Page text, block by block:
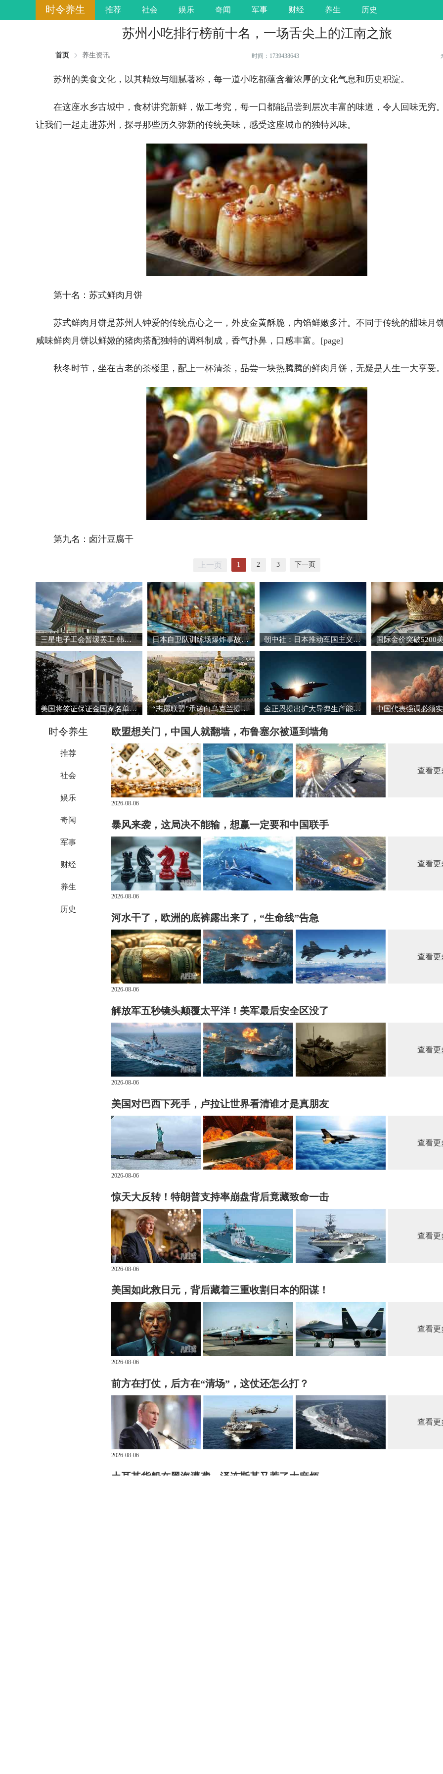
时令养生 推荐 社会 娱乐 奇闻 军事 财经 养生 历史
苏州小吃排行榜前十名，一场舌尖上的江南之旅
首页 养生资讯 时间：1739438643
苏州的美食文化，以其精致与细腻著称，每一道小吃都蕴含着浓厚的文化气息和历史积淀。
在这座水乡古城中，食材讲究新鲜，做工考究，每一口都能品尝到层次丰富的味道，令人回味无穷
让我们一起走进苏州，探寻那些历久弥新的传统美味，感受这座城市的独特风味。
第十名：苏式鲜肉月饼
苏式鲜肉月饼是苏州人钟爱的传统点心之一，外皮金黄酥脆，内馅鲜嫩多汁。不同于传统的甜味月
咸味鲜肉月饼以鲜嫩的猪肉搭配独特的调料制成，香气扑鼻，口感丰富。[page]
秋冬时节，坐在古老的茶楼里，配上一杯清茶，品尝一块热腾腾的鲜肉月饼，无疑是人生一大享受
第九名：卤汁豆腐干
上一页 1 2 3 下一页
三星电子工会暂缓罢工 韩国股市强劲反弹 日本自卫队训练场爆炸事故致3死1重伤 朝中社：日本推动军国主义复活将触碰“红线” 国际金价突破5200
美国将签证保证金国家名单扩大至38国 “志愿联盟”承诺向乌克兰提供安全保障 金正恩提出扩大导弹生产能力的必要性
时令养生
推荐
社会
娱乐
奇闻
军事
财经
养生
历史
欧盟想关门，中国人就翻墙，布鲁塞尔被逼到墙角
查看更
2026-08-06
暴风来袭，这局决不能输，想赢一定要和中国联手
查看更
2026-08-06
河水干了，欧洲的底裤露出来了，“生命线”告急
查看更
2026-08-06
解放军五秒镜头颠覆太平洋！美军最后安全区没了
查看更
2026-08-06
美国对巴西下死手，卢拉让世界看清谁才是真朋友
查看更
2026-08-06
惊天大反转！特朗普支持率崩盘背后竟藏致命一击
查看更
2026-08-06
美国如此救日元，背后藏着三重收割日本的阳谋！
查看更
2026-08-06
前方在打仗，后方在“清场”，这仗还怎么打？
查看更
2026-08-06
土耳其货船在黑海遭袭，泽连斯基又惹了大麻烦